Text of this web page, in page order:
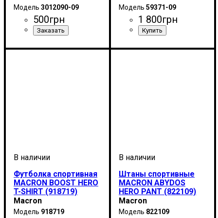
3012090-09
500грн
59371-09
1 800грн
Футболка спортивная
MACRON BOOST HERO
T-SHIRT (918719)
Macron
918719
Штаны спортивные
MACRON ABYDOS
HERO PANT (822109)
Macron
822109